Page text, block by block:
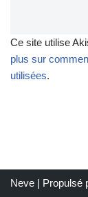
Ce site utilise
plus sur
utilisées.
Neve | Propulsé